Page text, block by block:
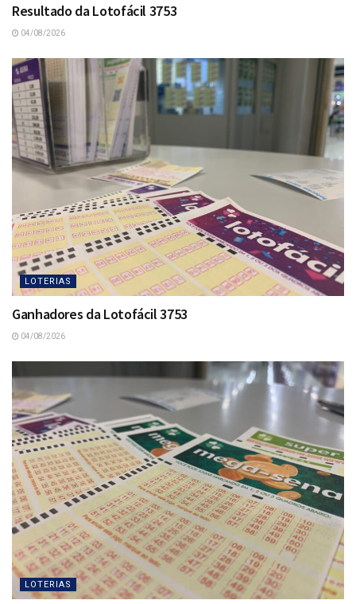
Resultado da Lotofácil 3753
04/08/2026
LOTERIAS
Ganhadores da Lotofácil 3753
04/08/2026
LOTERIAS